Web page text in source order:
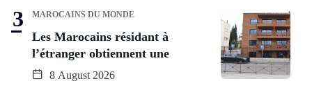
MAROCAINS DU MONDE
Les Marocains résidant à
l’étranger obtiennent une
8 August 2026